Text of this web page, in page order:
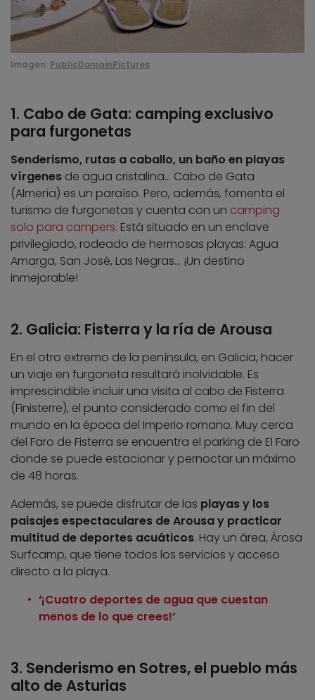
Imagen: PublicDomainPictures
1. Cabo de Gata: camping exclusivo
para furgonetas
Senderismo, rutas a caballo, un baño en playas
vírgenes de agua cristalina… Cabo de Gata
(Almería) es un paraíso. Pero, además, fomenta el
turismo de furgonetas y cuenta con un camping
solo para campers. Está situado en un enclave
privilegiado, rodeado de hermosas playas: Agua
Amarga, San José, Las Negras… ¡Un destino
inmejorable!
2. Galicia: Fisterra y la ría de Arousa
En el otro extremo de la península, en Galicia, hacer
un viaje en furgoneta resultará inolvidable. Es
imprescindible incluir una visita al cabo de Fisterra
(Finisterre), el punto considerado como el fin del
mundo en la época del Imperio romano. Muy cerca
del Faro de Fisterra se encuentra el parking de El Faro
donde se puede estacionar y pernoctar un máximo
de 48 horas.
Además, se puede disfrutar de las playas y los
paisajes espectaculares de Arousa y practicar
multitud de deportes acuáticos. Hay un área, Árosa
Surfcamp, que tiene todos los servicios y acceso
directo a la playa.
‘¡Cuatro deportes de agua que cuestan
menos de lo que crees!‘
3. Senderismo en Sotres, el pueblo más
alto de Asturias